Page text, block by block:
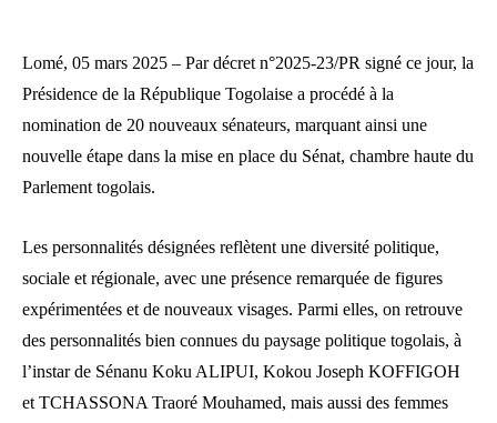
Lomé, 05 mars 2025 – Par décret n°2025-23/PR signé ce jour, la
Présidence de la République Togolaise a procédé à la
nomination de 20 nouveaux sénateurs, marquant ainsi une
nouvelle étape dans la mise en place du Sénat, chambre haute du
Parlement togolais.
Les personnalités désignées reflètent une diversité politique,
sociale et régionale, avec une présence remarquée de figures
expérimentées et de nouveaux visages. Parmi elles, on retrouve
des personnalités bien connues du paysage politique togolais, à
l’instar de Sénanu Koku ALIPUI, Kokou Joseph KOFFIGOH
et TCHASSONA Traoré Mouhamed, mais aussi des femmes